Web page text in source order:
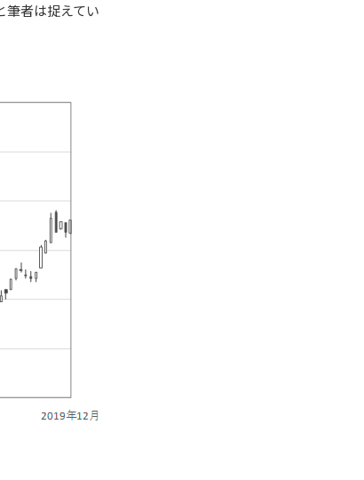
筆者は捉えてい